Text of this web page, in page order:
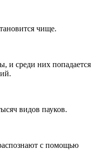
чище.
и среди них попадается
видов пауков.
с помощью